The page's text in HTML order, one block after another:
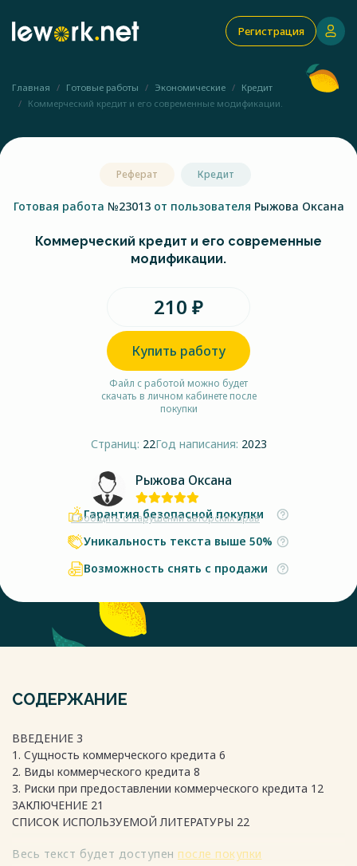
Регистрация
Главная Готовые работы Экономические
Кредит
Коммерческий кредит и его современные модификации.
Реферат Кредит
Готовая работа №23013 от пользователя Рыжова Оксана
Коммерческий кредит и его современные
модификации.
210 ₽
Купить работу
Файл с работой можно будет
скачать в личном кабинете после
покупки
Страниц: 22Год написания: 2023
Рыжова Оксана
Сообщить о нарушении авторских прав
Гарантия безопасной покупки
Уникальность текста выше 50%
Возможность снять с продажи
СОДЕРЖАНИЕ
ВВЕДЕНИЕ 3
1. Cущнocть кoммepчecкoгo кpeдитa 6
2. Виды коммерческого кредита 8
3. Риски при предоставлении коммерческого кредита 12
ЗАКЛЮЧЕНИЕ 21
СПИСОК ИСПОЛЬЗУЕМОЙ ЛИТЕРАТУРЫ 22
Весь текст будет доступен после покупки